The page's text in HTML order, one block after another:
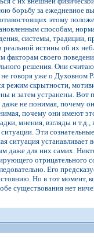
борьбу за ежедневное
этому
способам,
системы, традиции,
истины об их
факторам своего
решения. Они
говоря уже о
скрытности,
и затем устранены. Вот
не понимая, почему
почему они имеют
мнения, взгляды и
Эти
устанавливает
для них самих.
отрицательного
Его
Но в тот момент,
существования нет